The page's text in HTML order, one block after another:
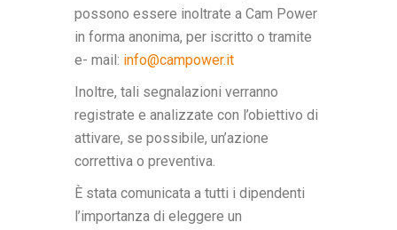
possono essere inoltrate a Cam Power
in forma anonima, per iscritto o tramite
e- mail: info@campower.it
Inoltre, tali segnalazioni verranno
registrate e analizzate con l’obiettivo di
attivare, se possibile, un’azione
correttiva o preventiva.
È stata comunicata a tutti i dipendenti
l’importanza di eleggere un